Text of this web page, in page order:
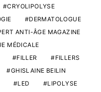
CRYOLIPOLYSE
DERMATOLOGUE
ANTI-ÂGE MAGAZINE
MÉDICALE
FILLER
FILLERS
GHISLAINE BEILIN
LED
LIPOLYSE